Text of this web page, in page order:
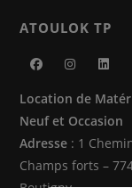
ATOULOK TP
dans
un
nouvel
onglet
dans
un
nouvel
onglet
dans
un
nouvel
onglet
Location de
Neuf et Occasion
Adresse : 1
Champs forts –